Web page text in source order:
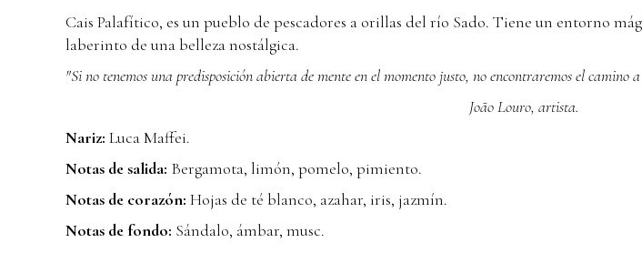
Cais Palafítico, es un pueblo de pescadores a orillas del río Sado. Tiene un entorno
laberinto de una belleza nostálgica.
"Si no tenemos una predisposición abierta de mente en el momento justo, no encontraremos el camino
João Louro, artista.
Nariz: Luca Maffei.
Notas de salida: Bergamota, limón, pomelo, pimiento.
Notas de corazón: Hojas de té blanco, azahar, iris, jazmín.
Notas de fondo: Sándalo, ámbar, musc.